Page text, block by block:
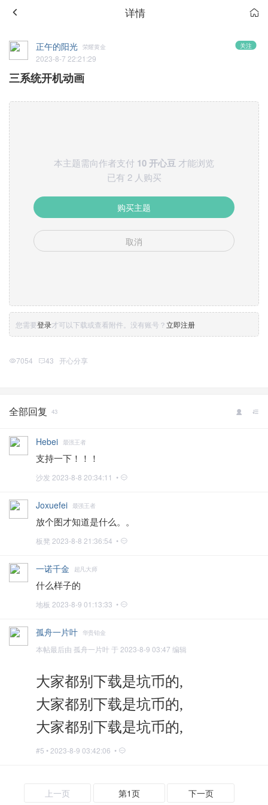
详情
关注
正午的阳光 荣耀黄金
2023-8-7 22:21:29
三系统开机动画
本主题需向作者支付 10 开心豆 才能浏览
已有 2 人购买
购买主题
取消
您需要登录才可以下载或查看附件。没有账号？立即注册
7054 43 开心分享
全部回复 43
Hebei 最强王者
支持一下！！！
沙发 2023-8-8 20:34:11 •
Joxuefei 最强王者
放个图才知道是什么。。
板凳 2023-8-8 21:36:54 •
一诺千金 超凡大师
什么样子的
地板 2023-8-9 01:13:33 •
孤舟一片叶 华贵铂金
本帖最后由 孤舟一片叶 于 2023-8-9 03:47 编辑
大家都别下载是坑币的,
大家都别下载是坑币的,
大家都别下载是坑币的,
#5 • 2023-8-9 03:42:06 •
上一页 第1页 下一页